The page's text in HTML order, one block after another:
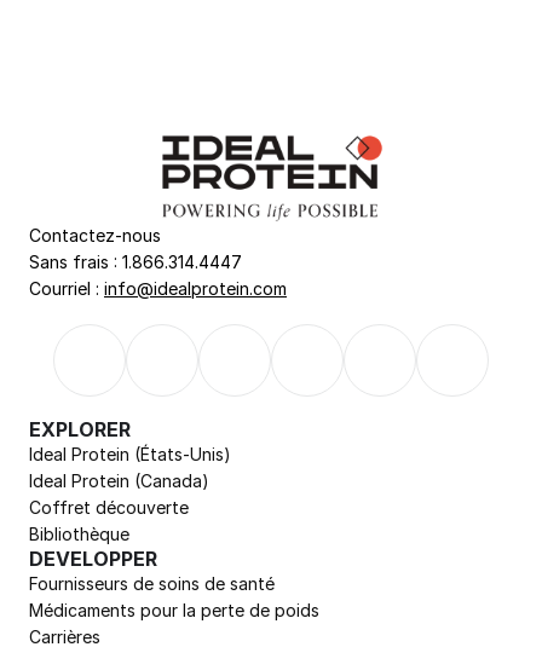
Contactez-nous
Sans frais : 1.866.314.4447
Courriel : info@idealprotein.com
EXPLORER
Ideal Protein (États-Unis)
Ideal Protein (Canada)
Coffret découverte
Bibliothèque
DEVELOPPER
Fournisseurs de soins de santé
Médicaments pour la perte de poids
Carrières